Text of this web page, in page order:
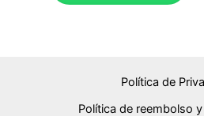
Política de
Política de reembolso